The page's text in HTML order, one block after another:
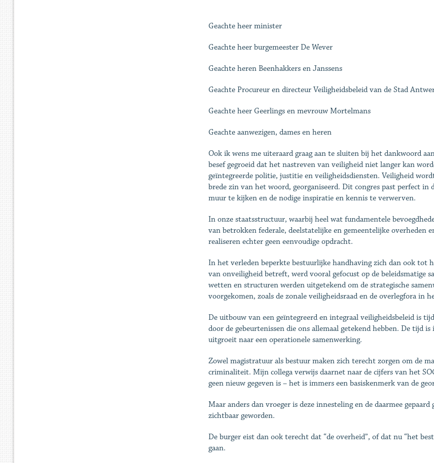
Geachte heer minister
Geachte heer burgemeester De Wever
Geachte heren Beenhakkers en Janssens
Geachte Procureur en directeur Veiligheidsbeleid van de Stad
Geachte heer Geerlings en mevrouw Mortelmans
Geachte aanwezigen, dames en heren
Ook ik wens me uiteraard graag aan te sluiten bij het dankwoord
besef gegroeid dat het nastreven van veiligheid niet langer kan
geïntegreerde politie, justitie en veiligheidsdiensten. Veiligheid
brede zin van het woord, georganiseerd. Dit congres past perfect
muur te kijken en de nodige inspiratie en kennis te verwerven.
In onze staatsstructuur, waarbij heel wat fundamentele
van betrokken federale, deelstatelijke en gemeentelijke overheden
realiseren echter geen eenvoudige opdracht.
In het verleden beperkte bestuurlijke handhaving zich dan ook tot
van onveiligheid betreft, werd vooral gefocust op de beleidsmatige
wetten en structuren werden uitgetekend om de strategische
voorgekomen, zoals de zonale veiligheidsraad en de overlegfora in
De uitbouw van een geïntegreerd en integraal veiligheidsbeleid is
door de gebeurtenissen die ons allemaal getekend hebben. De tijd
uitgroeit naar een operationele samenwerking.
Zowel magistratuur als bestuur maken zich terecht zorgen om de
criminaliteit. Mijn collega verwijs daarnet naar de cijfers van het
geen nieuw gegeven is – het is immers een basiskenmerk van de
Maar anders dan vroeger is deze innesteling en de daarmee
zichtbaar geworden.
De burger eist dan ook terecht dat “de overheid”, of dat nu “het
gaan.